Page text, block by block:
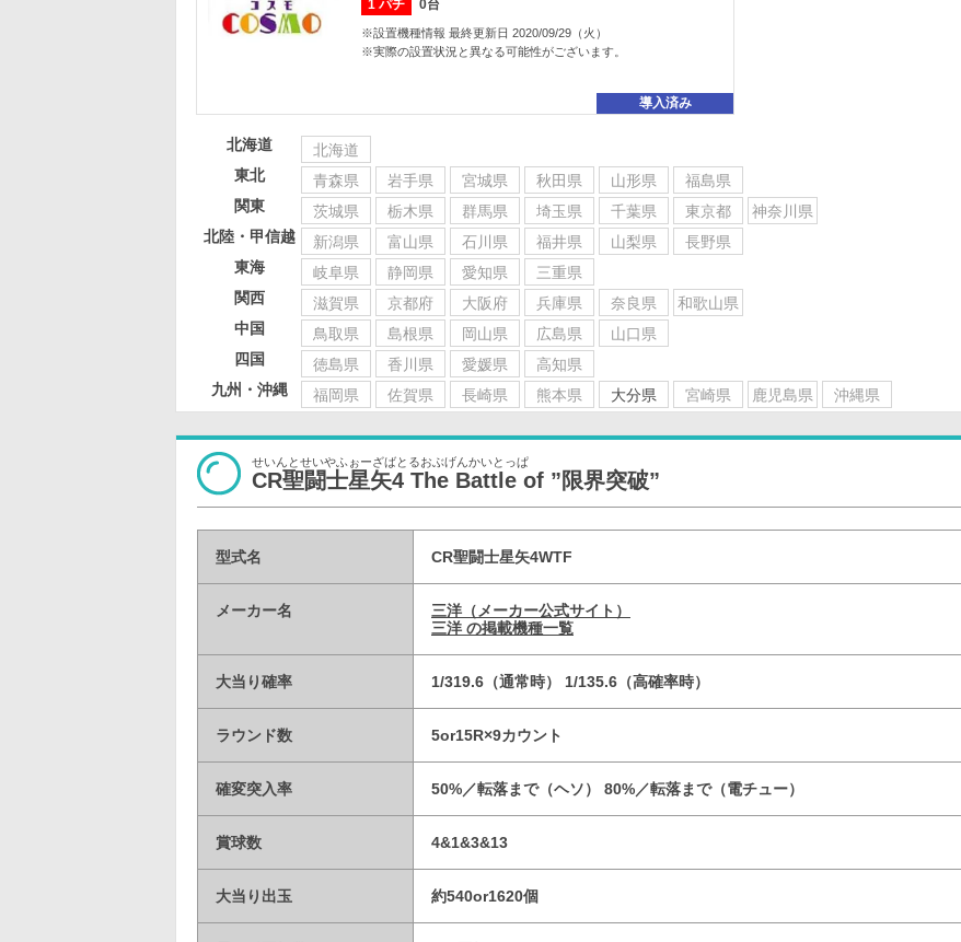
1 パチ 0台
※設置機種情報 最終更新日 2020/09/29（火）
※実際の設置状況と異なる可能性がございます。
導入済み
北海道
北海道
東北
青森県 岩手県 宮城県 秋田県 山形県
福島県
関東
茨城県 栃木県 群馬県 埼玉県 千葉県 東京都
神奈川県
北陸・甲信越
新潟県 富山県 石川県 福井県 山梨県
長野県
東海
岐阜県 静岡県 愛知県
三重県
関西
滋賀県 京都府 大阪府 兵庫県 奈良県
和歌山県
中国
鳥取県 島根県 岡山県 広島県
山口県
四国
徳島県 香川県 愛媛県
高知県
九州・沖縄
福岡県 佐賀県 長崎県 熊本県 大分県 宮崎県 鹿児島県 沖縄県
せいんとせいやふぉーざばとるおぶげんかいとっぱ
CR聖闘士星矢4 The Battle of ”限界突破”
型式名 CR聖闘士星矢4WTF
メーカー名
三洋（メーカー公式サイト）
三洋 の掲載機種一覧
大当り確率 1/319.6（通常時） 1/135.6（高確率時）
ラウンド数 5or15R×9カウント
確変突入率 50%／転落まで（ヘソ） 80%／転落まで（電チュー）
賞球数 4&1&3&13
大当り出玉 約540or1620個